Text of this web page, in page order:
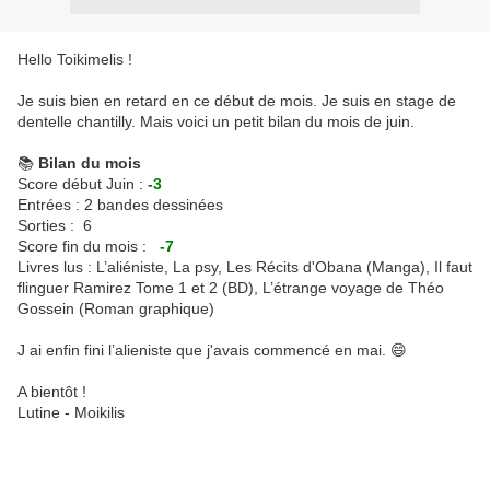
Hello Toikimelis !
Je suis bien en retard en ce début de mois. Je suis en stage de
dentelle chantilly. Mais voici un petit bilan du mois de juin.
📚 Bilan du mois
Score début Juin : -3
Entrées : 2 bandes dessinées
Sorties : 6
Score fin du mois : -7
Livres lus : L’aliéniste, La psy, Les Récits d'Obana (Manga), Il faut
flinguer Ramirez Tome 1 et 2 (BD), L’étrange voyage de Théo
Gossein (Roman graphique)
J ai enfin fini l’alieniste que j'avais commencé en mai. 😄
A bientôt !
Lutine - Moikilis